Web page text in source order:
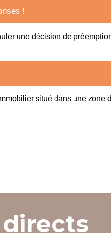
!
une décision de
situé dans une zone